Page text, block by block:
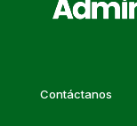
Contáctanos